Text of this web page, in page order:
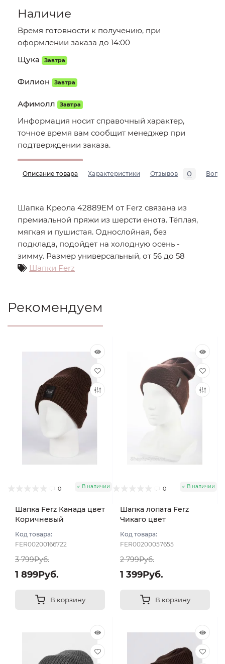
Наличие
Время готовности к получению, при
оформлении заказа до 14:00
Щука
Завтра
Филион Завтра
Афимолл Завтра
Информация носит справочный характер,
точное время вам сообщит менеджер при
подтверждении заказа.
Описание товара Характеристики Отзывов 0
Шапка Креола 42889EM от Ferz связана из
премиальной пряжи из шерсти енота. Тёплая,
мягкая и пушистая. Однослойная, без
подклада, подойдет на холодную осень -
зимму. Размер универсальный, от 56 до 58
Шапки Ferz
Рекомендуем
0 В наличии
Шапка Ferz Канада цвет
Коричневый
Код товара:
FER00200166722
3 799Руб.
1 899Руб.
В корзину
0 В наличии
Шапка лопата Ferz
Чикаго цвет
Код товара:
FER00200057655
2 799Руб.
1 399Руб.
В корзину